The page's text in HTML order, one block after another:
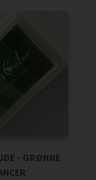
- GRØNNE